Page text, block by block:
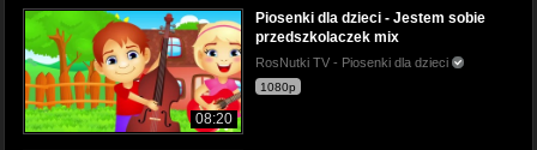
08:20
Piosenki dla dzieci - Jestem sobie
przedszkolaczek mix
RosNutki TV - Piosenki dla dzieci
1080p